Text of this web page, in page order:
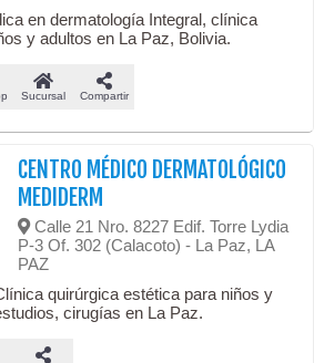
en dermatología Integral, clínica
y adultos en La Paz, Bolivia.
Sucursal Compartir
CENTRO MÉDICO DERMATOLÓGICO
MEDIDERM
Calle 21 Nro. 8227 Edif. Torre Lydia
P-3 Of. 302 (Calacoto) - La Paz, LA
PAZ
quirúrgica estética para niños y
cirugías en La Paz.